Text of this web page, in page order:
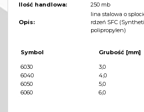
Ilość handlowa:
250 mb
Opis:
lina stalowa o
rdzeń SFC
polipropylen)
Symbol Grubość [mm]
6030
3,0
6040
4,0
6050
5,0
6060
6,0